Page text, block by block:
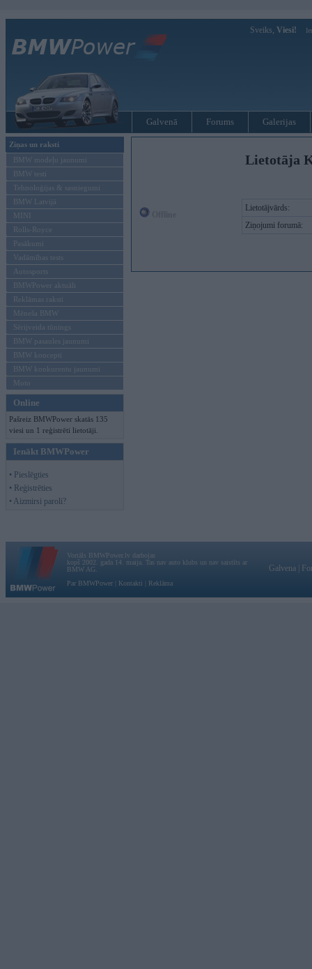
Sveiks, Viesi!
Galvenā Forums Galerijas
Ziņas un raksti
BMW modeļu jaunumi
BMW testi
Tehnoloģijas & sasniegumi
BMW Latvijā
MINI
Rolls-Royce
Pasākumi
Vadāmības tests
Autosports
BMWPower aktuāli
Reklāmas raksti
Mēneša BMW
Sērijveida tūnings
BMW pasaules jaunumi
BMW koncepti
BMW konkurentu jaunumi
Moto
Online
Pašreiz BMWPower skatās 135
viesi un 1 reģistrēti lietotāji.
Ienākt BMWPower
• Pieslēgties
• Reģistrēties
• Aizmirsi paroli?
Lietotāja
Lietotājvārds:
Ziņojumi forumā:
Vortāls BMWPower.lv darbojas
kopš 2002. gada 14. maija. Tas nav auto klubs un nav saistīts ar
BMW AG.
Par BMWPower
Kontakti Reklāma
Galvena